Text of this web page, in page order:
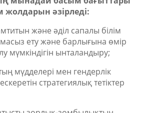
әзірледі:
және әділ сапалы білім
ету және барлығына өмір
мүмкіндігін ынталандыру;
мүдделері мен гендерлік
стратегиялық тетіктер